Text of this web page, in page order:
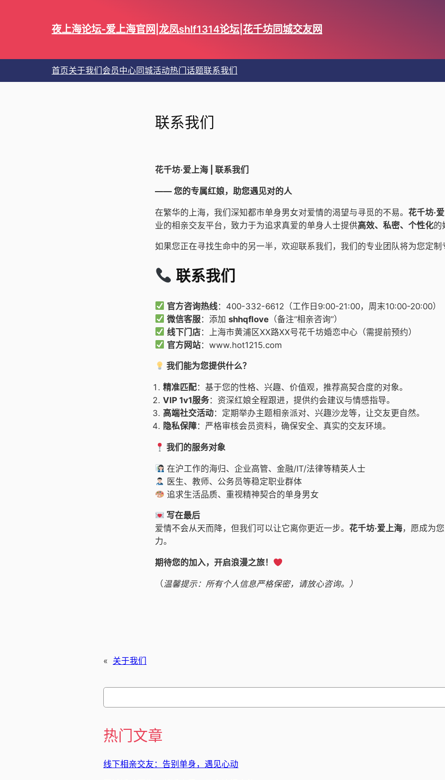
夜上海论坛-爱上海官网|龙凤shlf1314论坛|花千坊同城交友网
首页关于我们 会员中心 同城活动热门话题联系我们
联系我们
花千坊·爱上海 | 联系我们
—— 您的专属红娘，助您遇见对的人
在繁华的上海，我们深知都市单身男女对爱情的渴望与寻觅的不易。 花千坊·
业的相亲交友平台，致力于为追求真爱的单身人士提供高效、私密、个性化的
如果您正在寻找生命中的另一半，欢迎联系我们，我们的专业团队将为您定
联系我们
官方咨询热线：400-332-6612（工作日9:00-21:00，周末10:00-20:00）
微信客服：添加shhqflove （备注“相亲咨询”）
线下门店：上海市黄浦区XX路XX号花千坊婚恋中心（需提前预约）
官方网站：www.hot1215.com
我们能为您提供什么？
精准匹配：基于您的性格、兴趣、价值观，推荐高契合度的对象。
VIP 1v1服务：资深红娘全程跟进，提供约会建议与情感指导。
高端社交活动：定期举办主题相亲派对、兴趣沙龙等，让交友更自然。
隐私保障：严格审核会员资料，确保安全、真实的交友环境。
我们的服务对象
在沪工作的海归、企业高管、金融/IT/法律等精英人士
医生、教师、公务员等稳定职业群体
追求生活品质、重视精神契合的单身男女
写在最后
爱情不会从天而降，但我们可以让它离你更近一步。 花千坊·爱上海，愿成为
力。
期待您的加入，开启浪漫之旅！
（温馨提示：所有个人信息严格保密，请放心咨询。）
« 关于我们
搜
热门文章
线下相亲交友：告别单身，遇见心动